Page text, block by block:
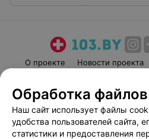
О проекте Новости проекта
Пользовательское
Вакансии
Написать
Обработка
Наш сайт использует файлы
удобства пользователей сайта,
статистики и предоставления